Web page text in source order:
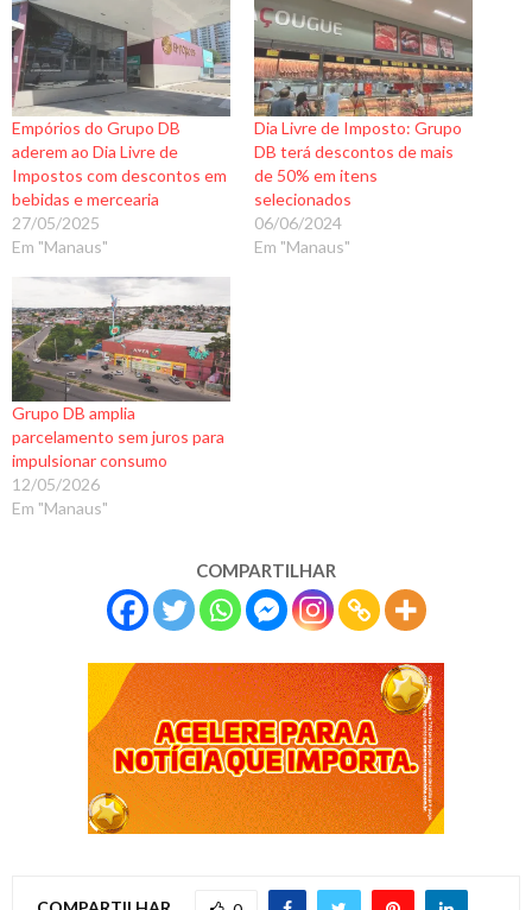
Empórios do Grupo DB
aderem ao Dia Livre de
Impostos com descontos em
bebidas e mercearia
27/05/2025
Em "Manaus"
Dia Livre de Imposto: Grupo
DB terá descontos de mais
de 50% em itens
selecionados
06/06/2024
Em "Manaus"
Grupo DB amplia
parcelamento sem juros para
impulsionar consumo
12/05/2026
Em "Manaus"
COMPARTILHAR